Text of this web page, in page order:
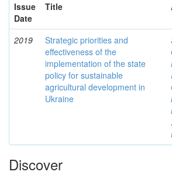
Issue
Date
Title
2019
Strategic priorities and
effectiveness of the
implementation of the state
policy for sustainable
agricultural development in
Ukraine
Discover